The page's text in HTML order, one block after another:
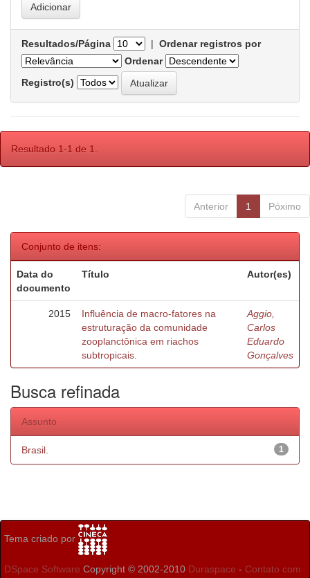
Resultados/Página | Ordenar registros por
Ordenar
Registro(s)
Resultado 1-1 de 1.
Anterior 1 Póximo
Conjunto de itens:
Data do
documento
Título Autor(es)
2015
Influência de macro-fatores na
estruturação da comunidade
zooplanctônica em riachos
subtropicais.
Aggio,
Carlos
Eduardo
Gonçalves
Busca refinada
Assunto
1
Brasil.
Tema criado por
DSpace Software Copyright © 2002-2010 Duraspace - Contato com